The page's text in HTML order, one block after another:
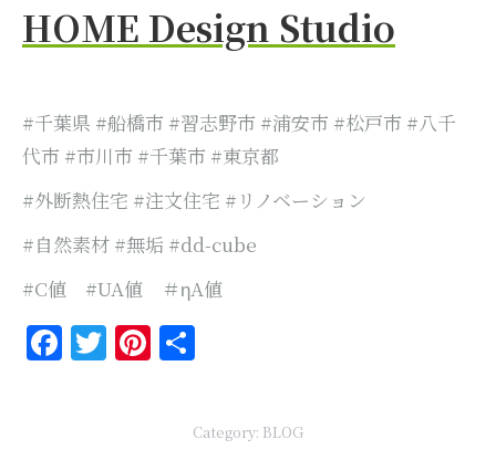
HOME Design Studio
#千葉県 #船橋市 #習志野市 #浦安市 #松戸市 #八千
代市 #市川市 #千葉市 #東京都
#外断熱住宅 #注文住宅 #リノベーション
#自然素材 #無垢 #dd-cube
#C値 #UA値 ＃ηA値
Facebook
Twitter
Pinterest
Category: BLOG